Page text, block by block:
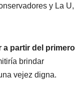
y La U,
a partir del primero
brindar
vejez digna.